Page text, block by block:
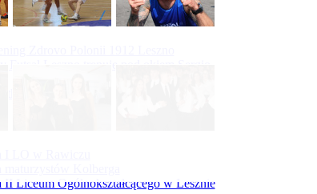
II Liceum Ogólnokształcącego w Lesznie